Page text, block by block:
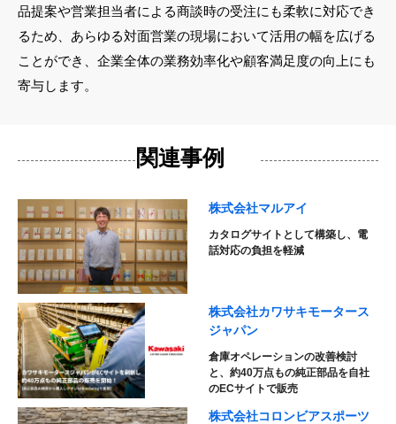
品提案や営業担当者による商談時の受注にも柔軟に対応でき
るため、あらゆる対面営業の現場において活用の幅を広げる
ことができ、企業全体の業務効率化や顧客満足度の向上にも
寄与します。
関連事例
株式会社マルアイ
カタログサイトとして構築し、 電
話対応の負担を軽減
株式会社カワサキモータース
ジャパン
倉庫オペレーションの改善検討
と、約40万点もの純正部品を自社
のECサイトで販売
株式会社コロンビアスポーツ